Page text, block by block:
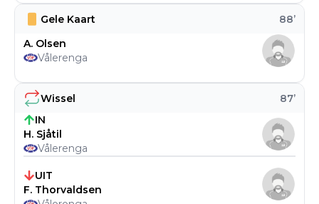
Wissel 87’
IN
H. Sjåtil
Vålerenga
UIT
F. Thorvaldsen
Gele Kaart 88’
A. Olsen
Vålerenga